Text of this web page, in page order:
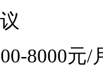
8000元/